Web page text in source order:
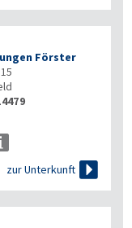
Förster
zur Unterkunft 